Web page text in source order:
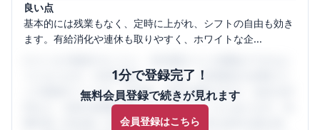
良い点
基本的には残業もなく、定時に上がれ、シフトの自由も効き
ます。有給消化や連休も取りやすく、ホワイトな企...
1分で登録完了！
無料会員登録で続きが見れます
会員登録はこちら
うになります。SHEHUB(シーハブ)は、女性限定の企業口コ
ミの投稿サイトです。給与面・女性の働きやすさ・会社の評
判など、女性の転職は気にすべき点がたくさんあります。先
輩社員（元社員）の口コミを通して、本当の会社の姿を知